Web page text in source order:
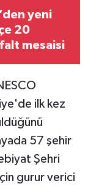
yeni
20
mesaisi
ilk kez
57 şehir
Şehri
gurur verici